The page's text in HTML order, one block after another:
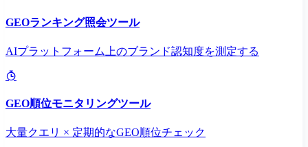
GEOランキング照会ツール
AIプラットフォーム上のブランド認知度を測定する
GEO順位モニタリングツール
大量クエリ × 定期的なGEO順位チェック